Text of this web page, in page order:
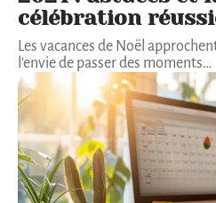
célébration
Les vacances de Noël
l'envie de passer des moments…